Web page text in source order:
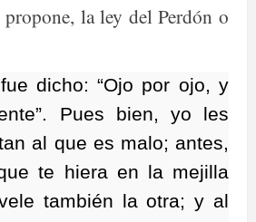
la ley del Perdón o
dicho: “Ojo por ojo, y
Pues bien, yo les
al que es malo; antes,
te hiera en la mejilla
también la otra; y al